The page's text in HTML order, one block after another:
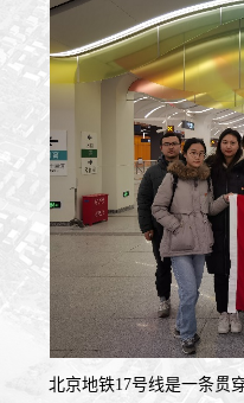
北京地铁17号线是一条贯